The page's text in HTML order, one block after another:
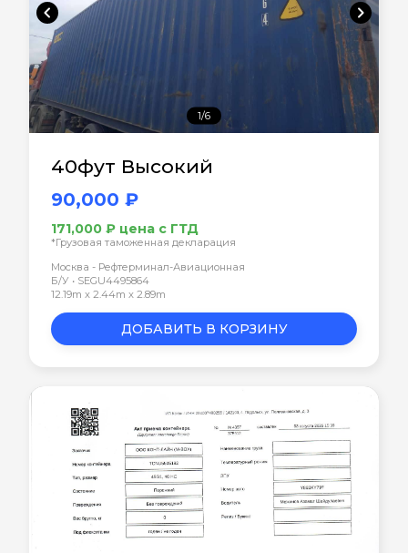
chevron_left chevron_right
1/6
40фут Высокий
90,000 ₽
171,000 ₽ цена с ГТД
*Грузовая таможенная декларация
Москва - Рефтерминал-Авиационная
Б/У • SEGU4495864
12.19m x 2.44m x 2.89m
ДОБАВИТЬ В КОРЗИНУ